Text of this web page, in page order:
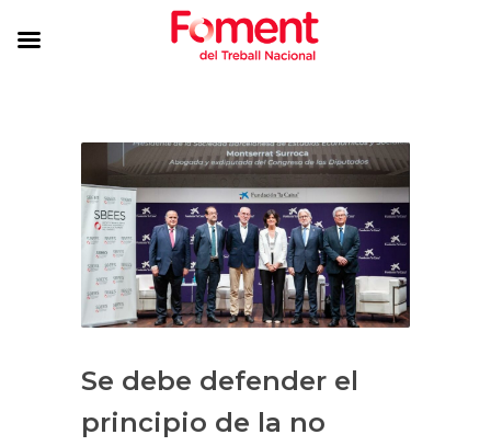
Se debe defender el
principio de la no